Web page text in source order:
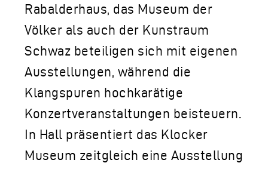
Rabalderhaus, das Museum der
Völker als auch der Kunstraum
Schwaz beteiligen sich mit eigenen
Ausstellungen, während die
Klangspuren hochkarätige
Konzertveranstaltungen beisteuern.
In Hall präsentiert das Klocker
Museum zeitgleich eine Ausstellung